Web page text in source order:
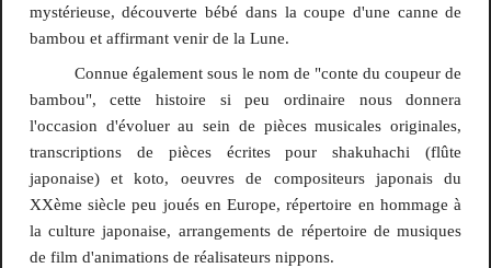
mystérieuse, découverte bébé dans la coupe d'une canne de
bambou et affirmant venir de la Lune.
Connue également sous le nom de "conte du coupeur de
bambou", cette histoire si peu ordinaire nous donnera
l'occasion d'évoluer au sein de pièces musicales originales,
transcriptions de pièces écrites pour shakuhachi (flûte
japonaise) et koto, oeuvres de compositeurs japonais du
XXème siècle peu joués en Europe, répertoire en hommage à
la culture japonaise, arrangements de répertoire de musiques
de film d'animations de réalisateurs nippons.